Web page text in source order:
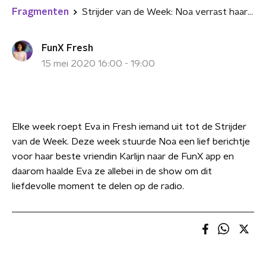
Fragmenten Strijder van de Week: Noa verrast haar beste vriendin Karlijn on air
FunX Fresh
15 mei 2020 16:00 - 19:00
Elke week roept Eva in Fresh iemand uit tot de Strijder
van de Week. Deze week stuurde Noa een lief berichtje
voor haar beste vriendin Karlijn naar de FunX app en
daarom haalde Eva ze allebei in de show om dit
liefdevolle moment te delen op de radio.